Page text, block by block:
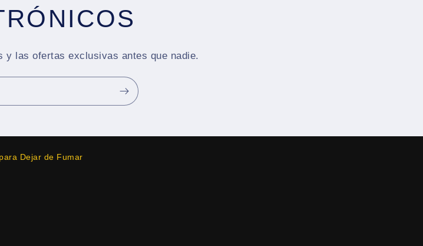
y las ofertas exclusivas antes que nadie.
Dejar de Fumar